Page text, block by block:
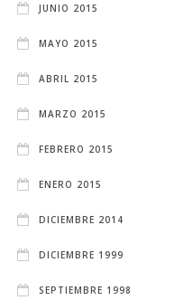
JUNIO 2015
MAYO 2015
ABRIL 2015
MARZO 2015
FEBRERO 2015
ENERO 2015
DICIEMBRE 2014
DICIEMBRE 1999
SEPTIEMBRE 1998